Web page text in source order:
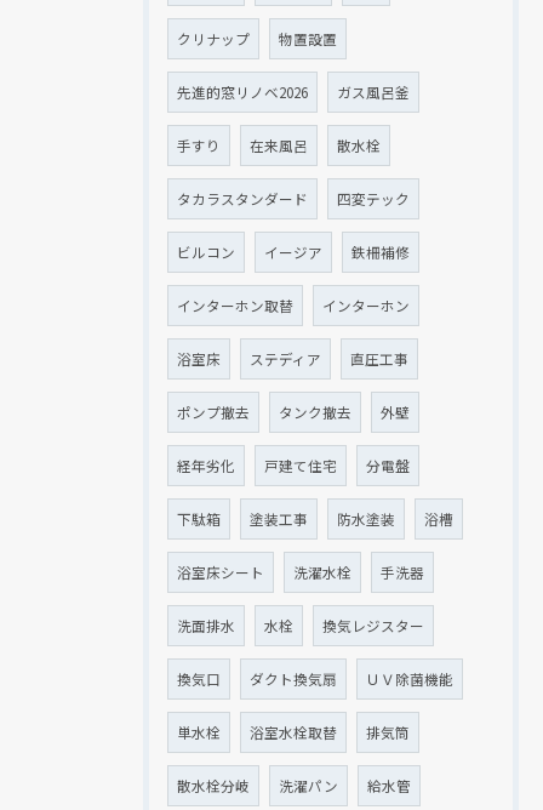
クリナップ 物置設置
先進的窓リノベ2026 ガス風呂釜
手すり 在来風呂 散水栓
タカラスタンダード 四変テック
ビルコン イージア 鉄柵補修
インターホン取替 インターホン
浴室床 ステディア 直圧工事
ポンプ撤去 タンク撤去 外壁
経年劣化 戸建て住宅 分電盤
下駄箱 塗装工事 防水塗装 浴槽
浴室床シート 洗濯水栓 手洗器
洗面排水 水栓 換気レジスター
換気口 ダクト換気扇 ＵＶ除菌機能
単水栓 浴室水栓取替 排気筒
散水栓分岐 洗濯パン 給水管